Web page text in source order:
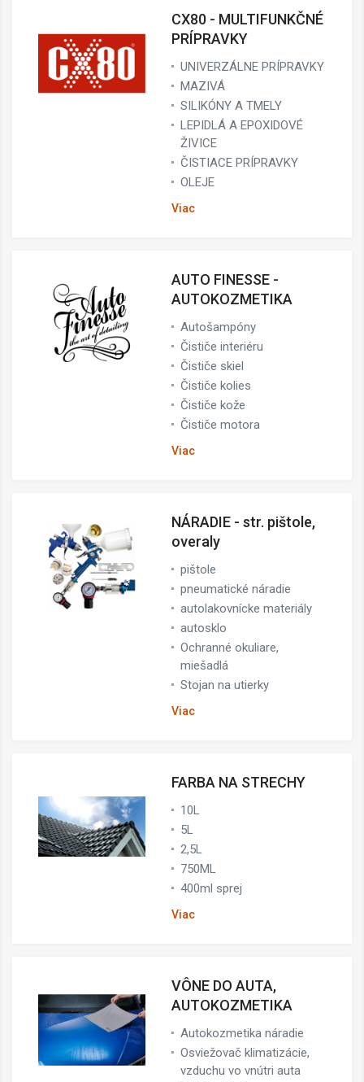
CX80 - MULTIFUNKČNÉ
PRÍPRAVKY
UNIVERZÁLNE PRÍPRAVKY
MAZIVÁ
SILIKÓNY A TMELY
LEPIDLÁ A EPOXIDOVÉ
ŽIVICE
ČISTIACE PRÍPRAVKY
OLEJE
Viac
AUTO FINESSE -
AUTOKOZMETIKA
Autošampóny
Čističe interiéru
Čističe skiel
Čističe kolies
Čističe kože
Čističe motora
Viac
NÁRADIE - str. pištole,
overaly
pištole
pneumatické náradie
autolakovnícke materiály
autosklo
Ochranné okuliare,
miešadlá
Stojan na utierky
Viac
FARBA NA STRECHY
10L
5L
2,5L
750ML
400ml sprej
Viac
VÔNE DO AUTA,
AUTOKOZMETIKA
Autokozmetika náradie
Osviežovač klimatizácie,
vzduchu vo vnútri auta